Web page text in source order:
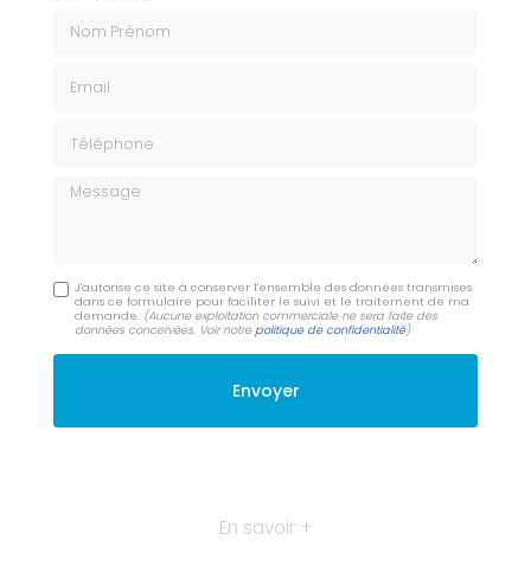
Message
J'autorise ce site à conserver l'ensemble des données transmises
dans ce formulaire pour faciliter le suivi et le traitement de ma
demande. (Aucune exploitation commerciale ne sera faite des
données concervées. Voir notrepolitique de confidentialité)
En savoir +